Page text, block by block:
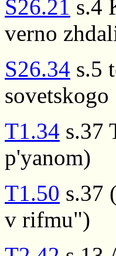
S26.21 s.4
verno
S26.34 s.5
sovetskogo
T1.34 s.37
p'yanom)
T1.50 s.37
v rifmu")